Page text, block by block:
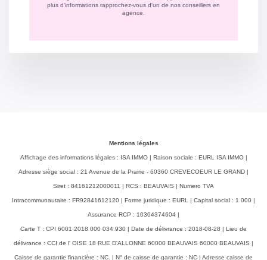
Mentions légales
Affichage des informations légales : ISA IMMO | Raison sociale : EURL ISA IMMO |
Adresse siège social : 21 Avenue de la Prairie - 60360 CREVECOEUR LE GRAND |
Siret : 84161212000011 | RCS : BEAUVAIS | Numero TVA
Intracommunautaire : FR92841612120 | Forme juridique : EURL | Capital social : 1 000 |
Assurance RCP : 10304374604 |
Carte T : CPI 6001 2018 000 034 930 | Date de délivrance : 2018-08-28 | Lieu de
délivrance : CCI de l' OISE 18 RUE D'ALLONNE 60000 BEAUVAIS 60000 BEAUVAIS |
Caisse de garantie financière : NC. | N° de caisse de garantie : NC | Adresse caisse de